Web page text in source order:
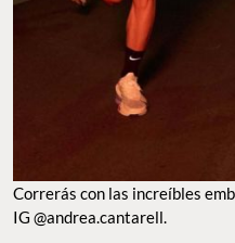
Correrás con las increíbles
IG @andrea.cantarell.